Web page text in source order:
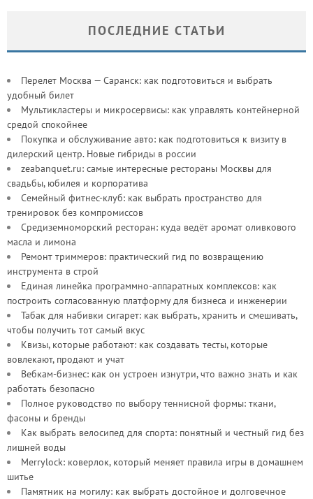
ПОСЛЕДНИЕ СТАТЬИ
Перелет Москва — Саранск: как подготовиться и выбрать
удобный билет
Мультикластеры и микросервисы: как управлять контейнерной
средой спокойнее
Покупка и обслуживание авто: как подготовиться к визиту в
дилерский центр. Новые гибриды в россии
zeabanquet.ru: самые интересные рестораны Москвы для
свадьбы, юбилея и корпоратива
Семейный фитнес-клуб: как выбрать пространство для
тренировок без компромиссов
Средиземноморский ресторан: куда ведёт аромат оливкового
масла и лимона
Ремонт триммеров: практический гид по возвращению
инструмента в строй
Единая линейка программно-аппаратных комплексов: как
построить согласованную платформу для бизнеса и инженерии
Табак для набивки сигарет: как выбрать, хранить и смешивать,
чтобы получить тот самый вкус
Квизы, которые работают: как создавать тесты, которые
вовлекают, продают и учат
Вебкам-бизнес: как он устроен изнутри, что важно знать и как
работать безопасно
Полное руководство по выбору теннисной формы: ткани,
фасоны и бренды
Как выбрать велосипед для спорта: понятный и честный гид без
лишней воды
Merrylock: коверлок, который меняет правила игры в домашнем
шитье
Памятник на могилу: как выбрать достойное и долговечное